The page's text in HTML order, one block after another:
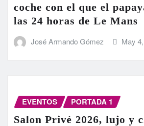
coche con el que el
las 24 horas de Le Mans
José Armando Gómez May
EVENTOS PORTADA 1
Salon Privé 2026, lujo y